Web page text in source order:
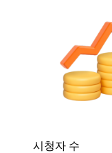
시청자 수